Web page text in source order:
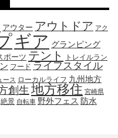
アウター アウトドア アク
ギア グランピング
ポーツ テント
トレイルラン
フード ライフスタイル
ース ローカルライフ 九州地方
創生 地方移住 宮崎県
絶景 自転車 野外フェス 防水